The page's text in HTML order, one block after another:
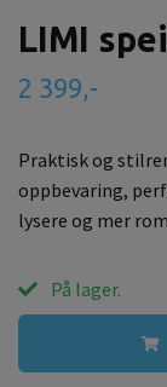
LIMI
2 399,-
Praktisk og
oppbevaring,
lysere og mer
På lager.